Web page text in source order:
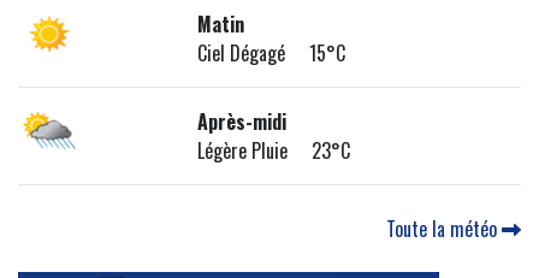
Matin
Ciel Dégagé 15°C
Après-midi
Légère Pluie 23°C
Toute la météo